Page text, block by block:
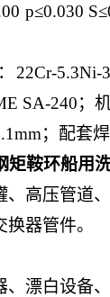
p≤0.030
5.3Ni-
SA-240；
；配套焊
鞍环船用
高压管道、
器管件。
漂白设备、